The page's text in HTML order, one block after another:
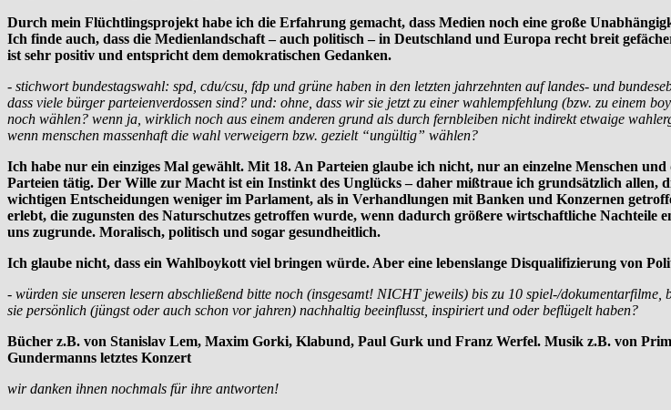
Durch mein Flüchtlingsprojekt habe ich die Erfahrung gemacht, dass Medien noch eine große
Ich finde auch, dass die Medienlandschaft – auch politisch – in Deutschland und Europa recht breit
ist sehr positiv und entspricht dem demokratischen Gedanken.
- stichwort bundestagswahl: spd, cdu/csu, fdp und grüne haben in den letzten jahrzehnten auf landes- und
dass viele bürger parteienverdossen sind? und: ohne, dass wir sie jetzt zu einer wahlempfehlung (bzw. zu
noch wählen? wenn ja, wirklich noch aus einem anderen grund als durch fernbleiben nicht indirekt etwaige
wenn menschen massenhaft die wahl verweigern bzw. gezielt “ungültig” wählen?
Ich habe nur ein einziges Mal gewählt. Mit 18. An Parteien glaube ich nicht, nur an einzelne Menschen
Parteien tätig. Der Wille zur Macht ist ein Instinkt des Unglücks – daher mißtraue ich grundsätzlich allen,
wichtigen Entscheidungen weniger im Parlament, als in Verhandlungen mit Banken und Konzernen
erlebt, die zugunsten des Naturschutzes getroffen wurde, wenn dadurch größere wirtschaftliche
uns zugrunde. Moralisch, politisch und sogar gesundheitlich.
Ich glaube nicht, dass ein Wahlboykott viel bringen würde. Aber eine lebenslange Disqualifizierung von
- würden sie unseren lesern abschließend bitte noch (insgesamt! NICHT jeweils) bis zu 10 spiel-/
sie persönlich (jüngst oder auch schon vor jahren) nachhaltig beeinflusst, inspiriert und oder beflügelt haben?
Bücher z.B. von Stanislav Lem, Maxim Gorki, Klabund, Paul Gurk und Franz Werfel. Musik z.B. von
Gundermanns letztes Konzert
wir danken ihnen nochmals für ihre antworten!